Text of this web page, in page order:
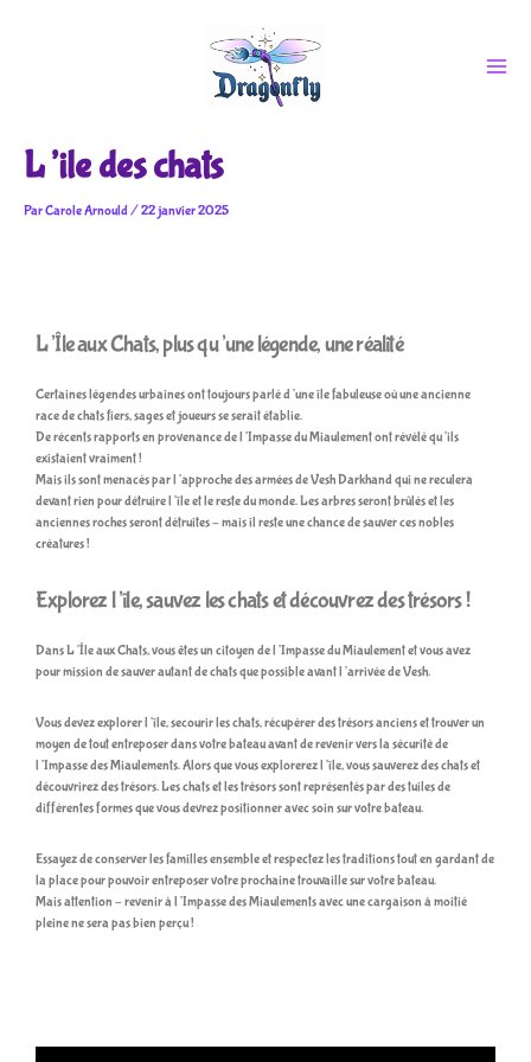
L’ile des chats
ParCarole Arnould/22 janvier 2025
L’Île aux Chats, plus qu’une légende, une réalité
Certaines légendes urbaines ont toujours parlé d’une île fabuleuse où une ancienne
race de chats fiers, sages et joueurs se serait établie.
De récents rapports en provenance de l’Impasse du Miaulement ont révélé qu’ils
existaient vraiment !
Mais ils sont menacés par l’approche des armées de Vesh Darkhand qui ne reculera
devant rien pour détruire l’île et le reste du monde. Les arbres seront brûlés et les
anciennes roches seront détruites – mais il reste une chance de sauver ces nobles
créatures !
Explorez l’île, sauvez les chats et découvrez des trésors !
Dans L’Île aux Chats, vous êtes un citoyen de l’Impasse du Miaulement et vous avez
pour mission de sauver autant de chats que possible avant l’arrivée de Vesh.
Vous devez explorer l’île, secourir les chats, récupérer des trésors anciens et trouver un
moyen de tout entreposer dans votre bateau avant de revenir vers la sécurité de
l’Impasse des Miaulements. Alors que vous explorerez l’île, vous sauverez des chats et
découvrirez des trésors. Les chats et les trésors sont représentés par des tuiles de
différentes formes que vous devrez positionner avec soin sur votre bateau.
Essayez de conserver les familles ensemble et respectez les traditions tout en gardant de
la place pour pouvoir entreposer votre prochaine trouvaille sur votre bateau.
Mais attention – revenir à l’Impasse des Miaulements avec une cargaison à moitié
pleine ne sera pas bien perçu !